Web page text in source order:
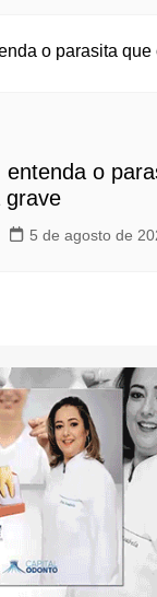
entenda o
grave
5 de agosto de